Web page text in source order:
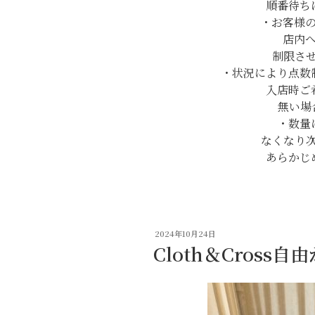
順番待ち
・お客様
店内
制限さ
・状況により点
入店時
無い場
・数
なくなり
あらか
投
日:
2024年10月24日
Cloth＆Cross自由